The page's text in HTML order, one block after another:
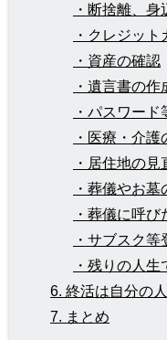
・断捨離、
・クレジッ
・資産の確認
・遺言書の作
・パスワー
・医療・介護
・居住地の見
・葬儀やお墓
・葬儀に呼
・サブスク
・残りの人
6. 終活は自分の
7. まとめ